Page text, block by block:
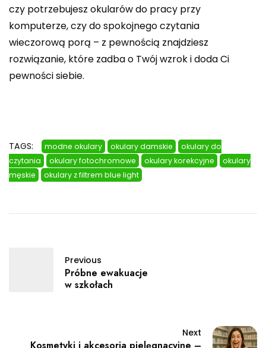
czy potrzebujesz okularów do pracy przy
komputerze, czy do spokojnego czytania
wieczorową porą – z pewnością znajdziesz
rozwiązanie, które zadba o Twój wzrok i doda Ci
pewności siebie.
TAGS: modne okulary okulary damskie
okulary do
czytania
okulary fotochromowe okulary korekcyjne
okulary
męskie
okulary z filtrem blue light
Previous
Próbne ewakuacje
w szkołach
Next